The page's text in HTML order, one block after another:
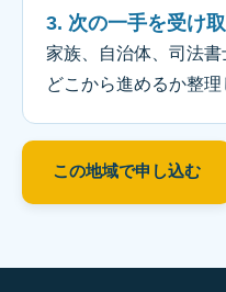
3. 次の一手を受け
家族、自治体、司法
どこから進めるか整理
この地域で申し込む